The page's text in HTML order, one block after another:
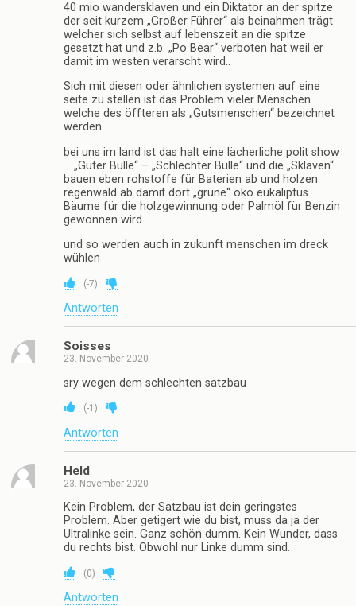
40 mio wandersklaven und ein Diktator an der spitze
der seit kurzem „Großer Führer“ als beinahmen trägt
welcher sich selbst auf lebenszeit an die spitze
gesetzt hat und z.b. „Po Bear“ verboten hat weil er
damit im westen verarscht wird..
Sich mit diesen oder ähnlichen systemen auf eine
seite zu stellen ist das Problem vieler Menschen
welche des öffteren als „Gutsmenschen“ bezeichnet
werden …
bei uns im land ist das halt eine lächerliche polit show
… „Guter Bulle“ – „Schlechter Bulle“ und die „Sklaven“
bauen eben rohstoffe für Baterien ab und holzen
regenwald ab damit dort „grüne“ öko eukaliptus
Bäume für die holzgewinnung oder Palmöl für Benzin
gewonnen wird …
und so werden auch in zukunft menschen im dreck
wühlen
(-7)
Antworten
Soisses
23. November 2020
sry wegen dem schlechten satzbau
(-1 )
Antworten
Held
23. November 2020
Kein Problem, der Satzbau ist dein geringstes
Problem. Aber getigert wie du bist, muss da ja der
Ultralinke sein. Ganz schön dumm. Kein Wunder, dass
du rechts bist. Obwohl nur Linke dumm sind.
(0)
Antworten